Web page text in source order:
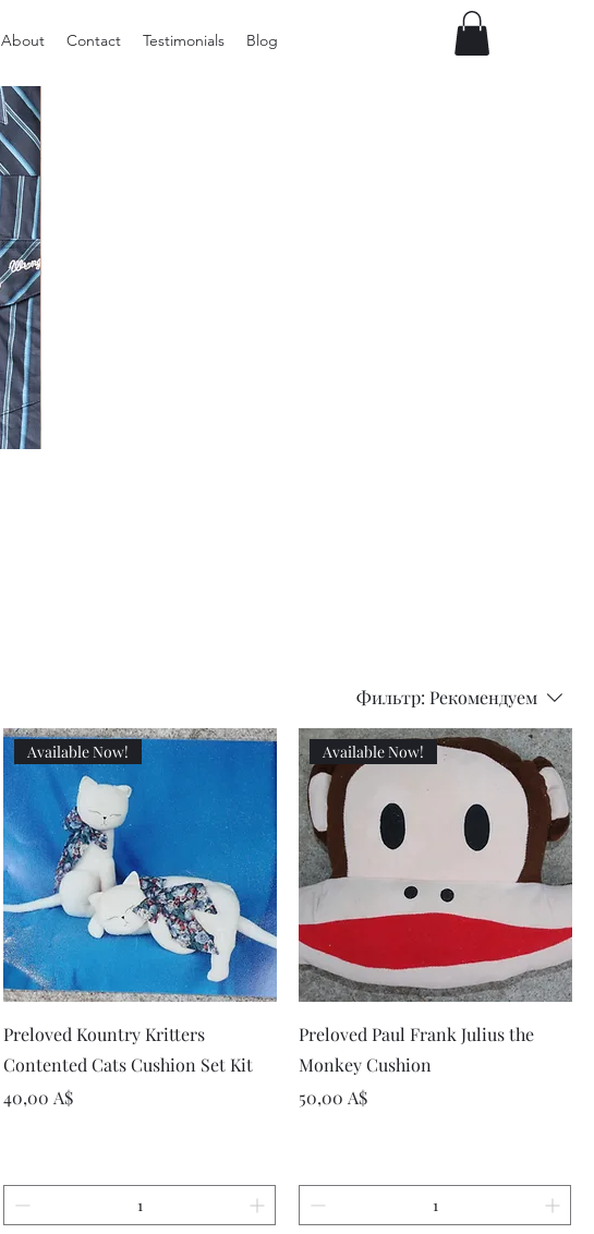
About Contact Testimonials Blog
Фильтр: Рекомендуем
Быстрый просмотр
Available Now!
Preloved Kountry Kritters
Contented Cats Cushion Set Kit
Цена
40,00 A$
Быстрый просмотр
Available Now!
Preloved Paul Frank Julius the
Monkey Cushion
Цена
50,00 A$